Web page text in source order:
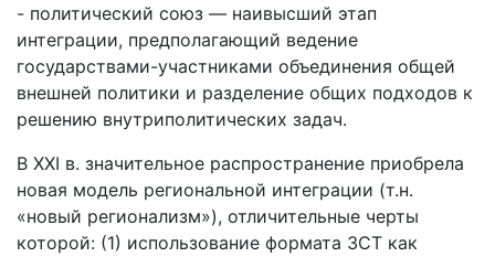
- политический союз — наивысший этап
интеграции, предполагающий ведение
государствами-участниками объединения общей
внешней политики и разделение общих подходов к
решению внутриполитических задач.
В XXI в. значительное распространение приобрела
новая модель региональной интеграции (т.н.
«новый регионализм»), отличительные черты
которой: (1) использование формата ЗСТ как